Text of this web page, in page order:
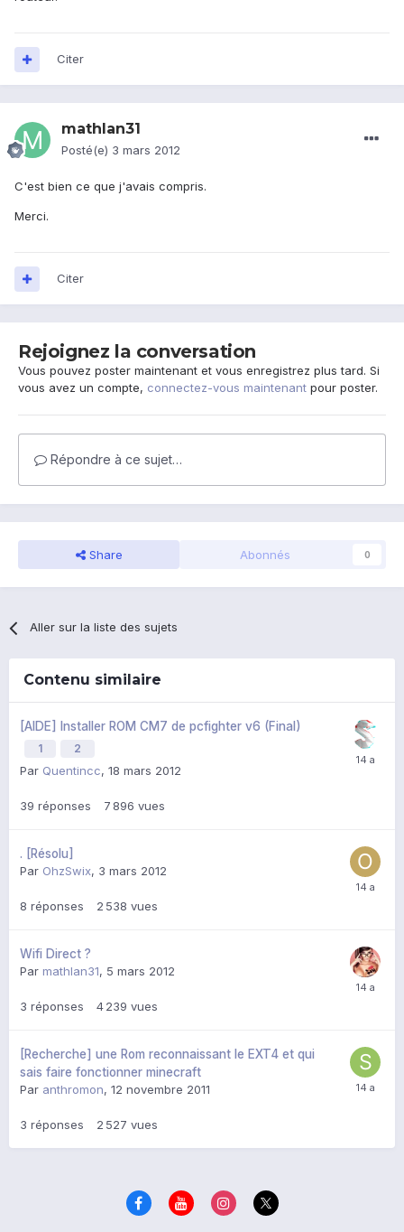
Citer
mathlan31
Posté(e) 3 mars 2012
C'est bien ce que j'avais compris.
Merci.
Citer
Rejoignez la conversation
Vous pouvez poster maintenant et vous enregistrez plus tard. Si
vous avez un compte, connectez-vous maintenant pour poster.
Répondre à ce sujet…
Share Abonnés 0
Aller sur la liste des sujets
Contenu similaire
[AIDE] Installer ROM CM7 de pcfighter v6 (Final)
1 2
Par Quentincc, 18 mars 2012
39 réponses 7 896 vues
. [Résolu]
Par OhzSwix, 3 mars 2012
8 réponses 2 538 vues
Wifi Direct ?
Par mathlan31, 5 mars 2012
3 réponses 4 239 vues
[Recherche] une Rom reconnaissant le EXT4 et qui
sais faire fonctionner minecraft
Par anthromon, 12 novembre 2011
3 réponses 2 527 vues